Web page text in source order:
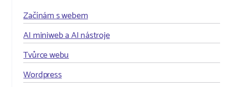
Začínám s webem
AI miniweb a AI nástroje
Tvůrce webu
Wordpress